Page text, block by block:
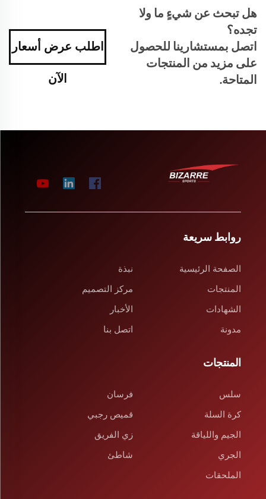
هل تبحث عن شيءٍ ما ولا
تجده؟
اتصل بمستشارينا للحصول
على مزيد من المنتجات
المتاحة.
اطلب عرض أسعار
الآن
روابط سريعة
الصفحة الرئيسية
نبذة
المنتجات
مركز التصميم
الشهادات
الأخبار
مدونة
اتصل بنا
المنتجات
سلس
فرسان
كرة السلة
قميص رجبي
الجيم واللياقة
زي الفريق
الجري
شاطئ
الملحقات